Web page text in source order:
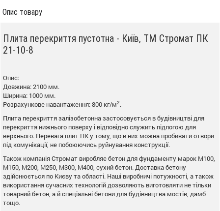
Опис товару
Плита перекриття пустотна - Київ, ТМ Стромат ПК
21-10-8
Опис:
Довжина: 2100 мм.
Ширина: 1000 мм.
Розрахункове навантаження: 800 кг/м2.
Плита перекриття залізобетонна застосовується в будівництві для
перекриття нижнього поверху і відповідно служить підлогою для
верхнього. Перевага плит ПК у тому, що в них можна пробивати отвори
під комунікації, не побоюючись руйнування конструкції.
Також компанія Стромат виробляє бетон для фундаменту марок М100,
М150, М200, М250, М300, М400, сухий бетон. Доставка бетону
здійснюється по Києву та області. Наші виробничі потужності, а також
використання сучасних технологій дозволяють виготовляти не тільки
товарний бетон, а й спеціальні бетони для будівництва мостів, дамб
тощо.